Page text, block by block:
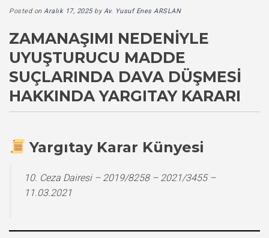
Posted on Aralık 17, 2025byAv. Yusuf Enes ARSLAN
ZAMANAŞIMI NEDENIYLE
UYUŞTURUCU MADDE
SUÇLARINDA DAVA DÜŞMESI
HAKKINDA YARGITAY KARARI
Yargıtay Karar Künyesi
10. Ceza Dairesi – 2019/8258 – 2021/3455 –
11.03.2021